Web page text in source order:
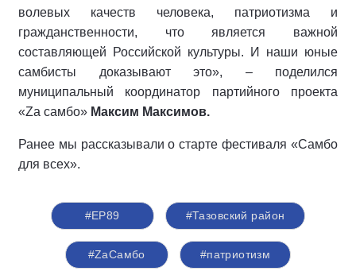
волевых качеств человека, патриотизма и
гражданственности, что является важной
составляющей Российской культуры. И наши юные
самбисты доказывают это», – поделился
муниципальный координатор партийного проекта
«Za самбо» Максим Максимов.
Ранее мы рассказывали о старте фестиваля «Самбо
для всех».
#ЕР89 #Тазовский район
#ZаСамбо #патриотизм